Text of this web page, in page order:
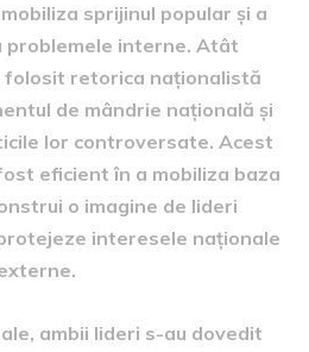
sprijinul popular și a
interne. Atât
folosit retorica naționalistă
de mândrie națională și
lor controversate. Acest
eficient în a mobiliza baza
o imagine de lideri
interesele naționale
ambii lideri s-au dovedit